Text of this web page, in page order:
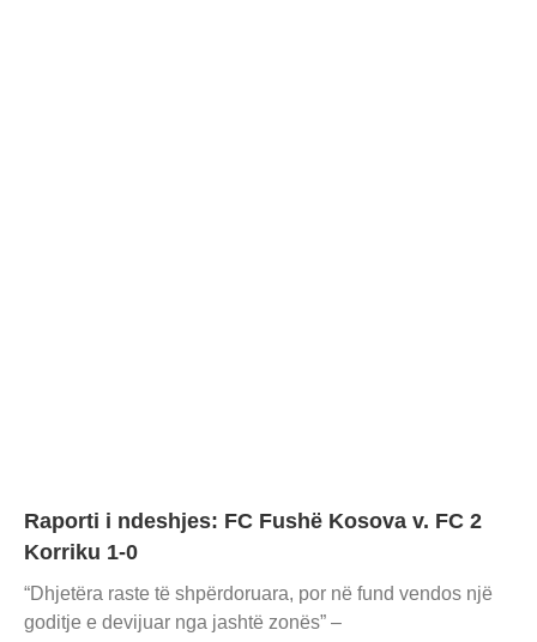
Raporti i ndeshjes: FC Fushë Kosova v. FC 2
Korriku 1-0
“Dhjetëra raste të shpërdoruara, por në fund vendos një
goditje e devijuar nga jashtë zonës” –